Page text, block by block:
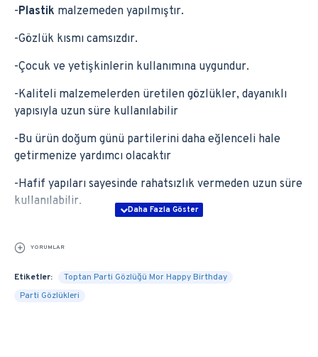
-Plastik malzemeden yapılmıştır.
-Gözlük kısmı camsızdır.
-Çocuk ve yetişkinlerin kullanımına uygundur.
-Kaliteli malzemelerden üretilen gözlükler, dayanıklı
yapısıyla uzun süre kullanılabilir
-Bu ürün doğum günü partilerini daha eğlenceli hale
getirmenize yardımcı olacaktır
-Hafif yapıları sayesinde rahatsızlık vermeden uzun süre
kullanılabilir.
YORUMLAR
Etiketler:
Toptan Parti Gözlüğü Mor Happy Birthday
Parti Gözlükleri